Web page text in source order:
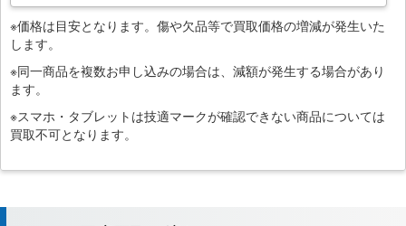
※価格は目安となります。傷や欠品等で買取価格の増減が発生いた
します。
※同一商品を複数お申し込みの場合は、減額が発生する場合があり
ます。
※スマホ・タブレットは技適マークが確認できない商品については
買取不可となります。